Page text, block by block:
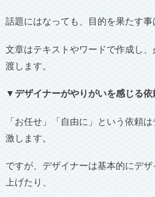
話題にはなっても、目的を果たす事
文章はテキストやワードで作成し
渡します。
▼デザイナーがやりがいを感じる依
「お任せ」「自由に」という依頼
激します。
ですが、デザイナーは基本的にデ
上げたり、